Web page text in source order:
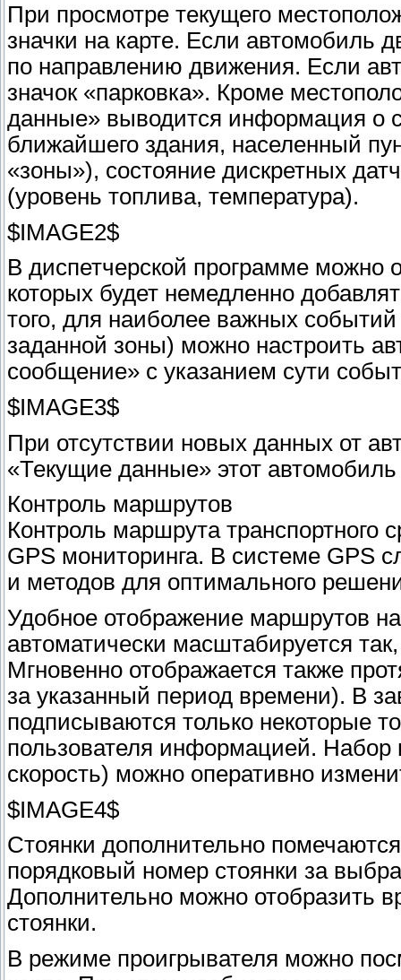
При просмотре текущего
значки на карте. Если автомобиль
по направлению движения. Если
значок «парковка». Кроме
данные» выводится информация о
ближайшего здания, населенный
«зоны»), состояние дискретных
(уровень топлива, температура).
$IMAGE2$
В диспетчерской программе
которых будет немедленно
того, для наиболее важных
заданной зоны) можно настроить
сообщение» с указанием сути
$IMAGE3$
При отсутствии новых данных от
«Текущие данные» этот автомобиль
Контроль маршрутов
Контроль маршрута транспортного
GPS мониторинга. В системе GPS
и методов для оптимального
Удобное отображение маршрутов
автоматически масштабируется
Мгновенно отображается также
за указанный период времени). В
подписываются только некоторые
пользователя информацией.
скорость) можно оперативно
$IMAGE4$
Стоянки дополнительно
порядковый номер стоянки за
Дополнительно можно отобразить
стоянки.
В режиме проигрывателя можно